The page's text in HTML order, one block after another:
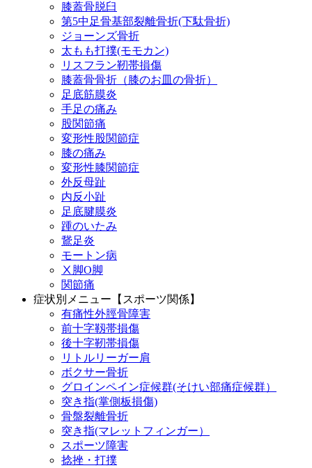
膝蓋骨脱臼
第5中足骨基部裂離骨折(下駄骨折)
ジョーンズ骨折
太もも打撲(モモカン)
リスフラン靭帯損傷
膝蓋骨骨折（膝のお皿の骨折）
足底筋膜炎
手足の痛み
股関節痛
変形性股関節症
膝の痛み
変形性膝関節症
外反母趾
内反小趾
足底腱膜炎
踵のいたみ
鵞足炎
モートン病
Ⅹ脚O脚
関節痛
症状別メニュー【スポーツ関係】
有痛性外脛骨障害
前十字靱帯損傷
後十字靭帯損傷
リトルリーガー肩
ボクサー骨折
グロインペイン症候群(そけい部痛症候群）
突き指(掌側板損傷)
骨盤裂離骨折
突き指(マレットフィンガー）
スポーツ障害
捻挫・打撲